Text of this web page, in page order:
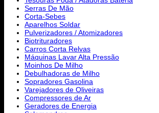
Serras De Mão
Corta-Sebes
Aparelhos Soldar
Pulverizadores / Atomizadores
Biotrituradores
Carros Corta Relvas
Máquinas Lavar Alta Pressão
Moinhos De Milho
Debulhadoras de Milho
Sopradores Gasolina
Varejadores de Oliveiras
Compressores de Ar
Geradores de Energia